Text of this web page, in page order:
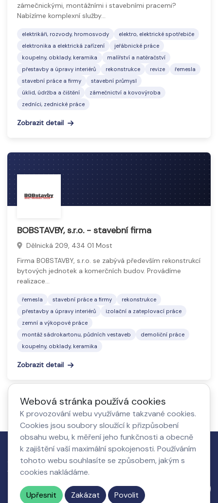
Webová stránka používá cookies
K provozování webu využíváme takzvané cookies.
Cookies jsou soubory sloužící k přizpůsobení
obsahu webu, k měření jeho funkčnosti a obecně
k zajištění vaší maximální spokojenosti. Používáním
tohoto webu souhlasíte se způsobem, jakým s
cookies nakládáme.
Upřesnit Zakázat Povolit
zámečnickými, montážními i stavebními pracemi?
Nabízíme komplexní služby…
elektrikáři, rozvody, hromosvody
elektro, elektrické spotřebiče
elektronika a elektrická zařízení
jeřábnické práce
koupelny, obklady, keramika
malířství a natěračství
přestavby a úpravy interiérů
rekonstrukce revize
řemesla
stavební práce a firmy
stavební průmysl
úklid, údržba a čištění
zámečnictví a kovovýroba
zedníci, zednické práce
Zobrazit detail
BOBSTAVBY, s.r.o. - stavební firma
Dělnická 209, 434 01 Most
Firma BOBSTAVBY, s.r.o. se zabývá především rekonstrukcí
bytových jednotek a komerčních budov. Provádíme
realizace…
řemesla stavební práce a firmy
rekonstrukce
přestavby a úpravy interiérů
izolační a zateplovací práce
zemní a výkopové práce
montáž sádrokartonu, půdních vestaveb
demoliční práce
koupelny, obklady, keramika
Zobrazit detail
Jak to
funguje
Co získá
podnikatel
O nás,
Nastavení